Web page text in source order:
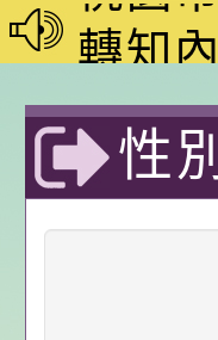
家8月
電影
「愛
樂會
列講
轉知
員會
赴陸
中興
期第
甄選
本校
校課
轉知
辦理
公告
性
部